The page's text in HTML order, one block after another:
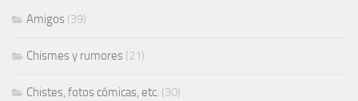
Amigos (39)
Chismes y rumores (21)
Chistes, fotos cómicas, etc. (30)